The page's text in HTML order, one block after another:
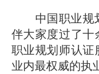
中国职业规
伴大家度过了十
职业规划师认证
业内最权威的执